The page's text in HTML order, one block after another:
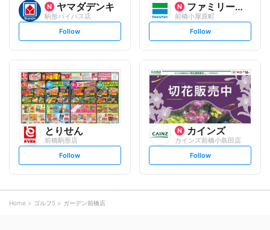
ヤマダデンキ
駒形バイパス店
s
t
l
o
w
Follow
ファミリーマート
前橋小屋原町
s
t
l
o
w
Follow
とりせん
前橋駒形店
s
t
o
w
Follow
カインズ
カインズ前橋小島田店
s
t
Follow
Home ゴルフ5 ガーデン前橋店